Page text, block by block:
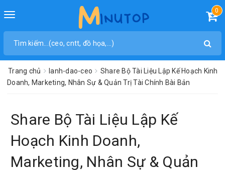
Toggle
0
Trang chủ lanh-dao-ceo
Share Bộ Tài Liệu Lập Kế Hoạch Kinh
Doanh, Marketing, Nhân Sự & Quản Trị Tài Chính Bài Bản
Share Bộ Tài Liệu Lập Kế
Hoạch Kinh Doanh,
Marketing, Nhân Sự & Quản